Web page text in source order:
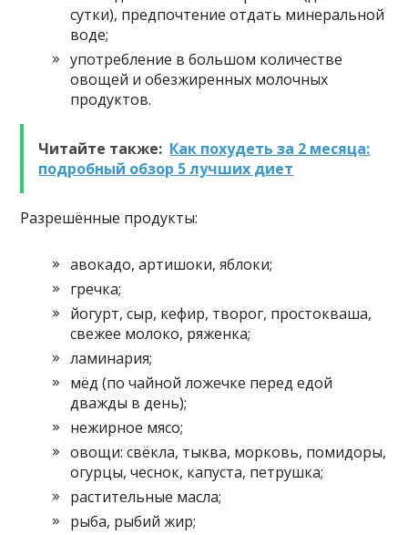
сутки), предпочтение отдать минеральной
воде;
употребление в большом количестве
овощей и обезжиренных молочных
продуктов.
Читайте также: Как похудеть за 2 месяца:
подробный обзор 5 лучших диет
Разрешённые продукты:
авокадо, артишоки, яблоки;
гречка;
йогурт, сыр, кефир, творог, простокваша,
свежее молоко, ряженка;
ламинария;
мёд (по чайной ложечке перед едой
дважды в день);
нежирное мясо;
овощи: свёкла, тыква, морковь, помидоры,
огурцы, чеснок, капуста, петрушка;
растительные масла;
рыба, рыбий жир;